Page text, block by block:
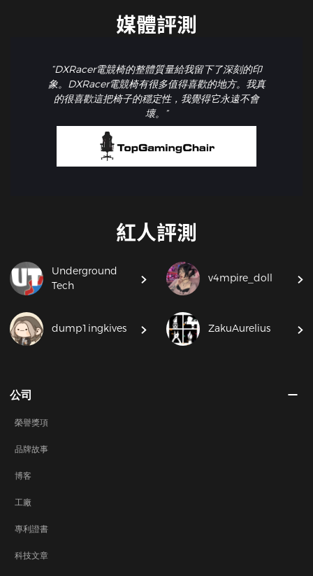
媒體評測
“DXRacer電競椅的整體質量給我留下了深刻的印
象。DXRacer電競椅有很多值得喜歡的地方。我真
的很喜歡這把椅子的穩定性，我覺得它永遠不會
壞。”
紅人評測
Underground
Tech
v4mpire_doll
dump1ingkives ZakuAurelius
公司
榮譽獎項
品牌故事
博客
工廠
專利證書
科技文章